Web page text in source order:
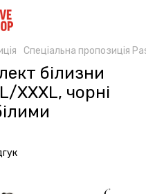
Спеціальна пропозиція
білизни
XXXL, чорні